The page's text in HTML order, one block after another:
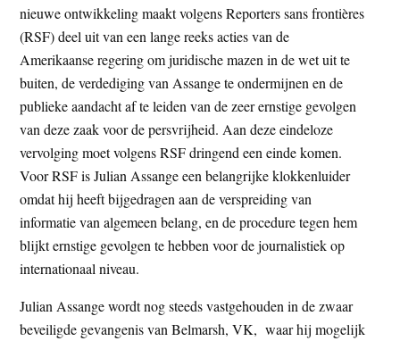
nieuwe ontwikkeling maakt volgens Reporters sans frontières
(RSF) deel uit van een lange reeks acties van de
Amerikaanse regering om juridische mazen in de wet uit te
buiten, de verdediging van Assange te ondermijnen en de
publieke aandacht af te leiden van de zeer ernstige gevolgen
van deze zaak voor de persvrijheid. Aan deze eindeloze
vervolging moet volgens RSF dringend een einde komen.
Voor RSF is Julian Assange een belangrijke klokkenluider
omdat hij heeft bijgedragen aan de verspreiding van
informatie van algemeen belang, en de procedure tegen hem
blijkt ernstige gevolgen te hebben voor de journalistiek op
internationaal niveau.
Julian Assange wordt nog steeds vastgehouden in de zwaar
beveiligde gevangenis van Belmarsh, VK, waar hij mogelijk